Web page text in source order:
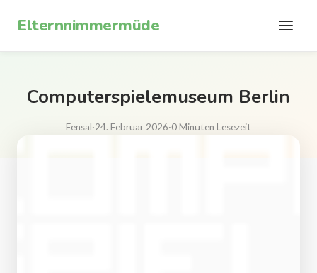
Elternnimmermüde
Computerspielemuseum Berlin
Fensal·24. Februar 2026·0 Minuten Lesezeit